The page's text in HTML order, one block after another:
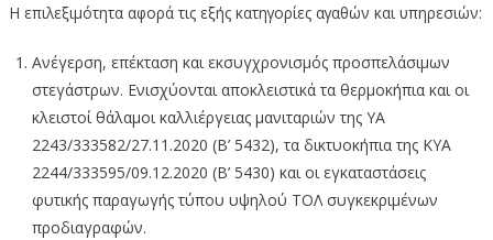
Η επιλεξιμότητα αφορά τις εξής κατηγορίες αγαθών και υπηρεσιών:
Ανέγερση, επέκταση και εκσυγχρονισμός προσπελάσιμων
στεγάστρων. Ενισχύονται αποκλειστικά τα θερμοκήπια και οι
κλειστοί θάλαμοι καλλιέργειας μανιταριών της ΥΑ
2243/333582/27.11.2020 (Β’ 5432), τα δικτυοκήπια της ΚΥΑ
2244/333595/09.12.2020 (Β’ 5430) και οι εγκαταστάσεις
φυτικής παραγωγής τύπου υψηλού ΤΟΛ συγκεκριμένων
προδιαγραφών.